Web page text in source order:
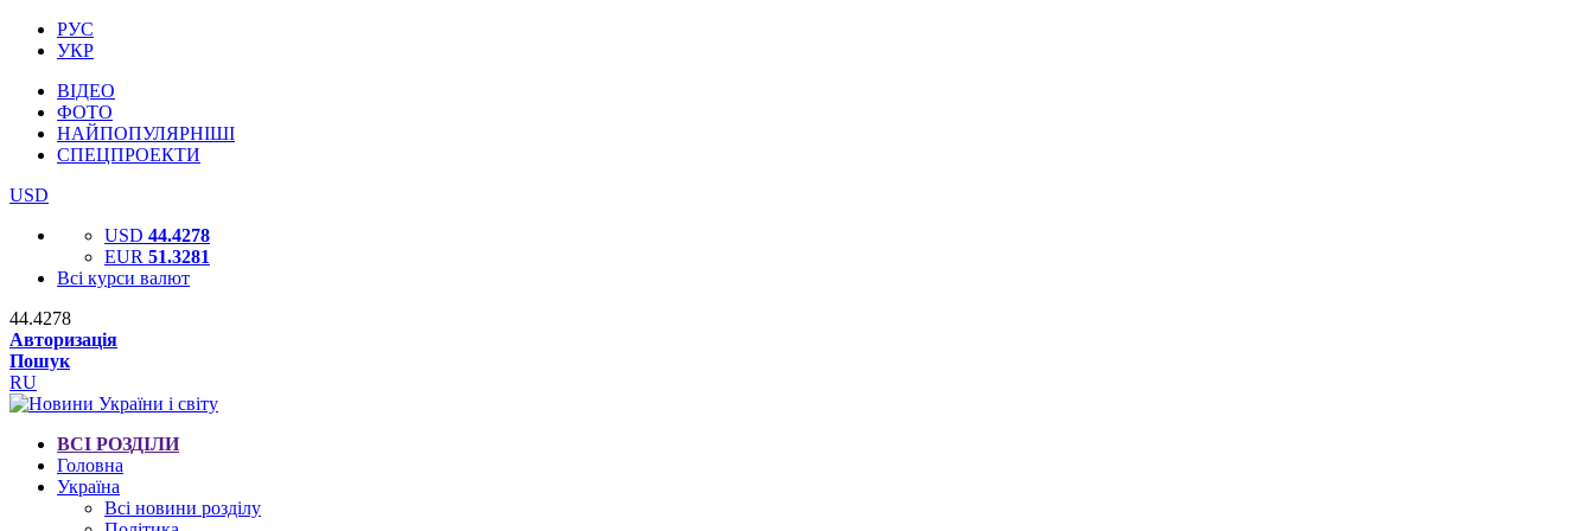
РУС
УКР
ВІДЕО
ФОТО
НАЙПОПУЛЯРНІШІ
СПЕЦПРОЕКТИ
USD
USD 44.4278
EUR 51.3281
Всі курси валют
44.4278
Авторизація
Пошук
RU
ВСІ РОЗДІЛИ
Головна
Україна
Всі новини розділу